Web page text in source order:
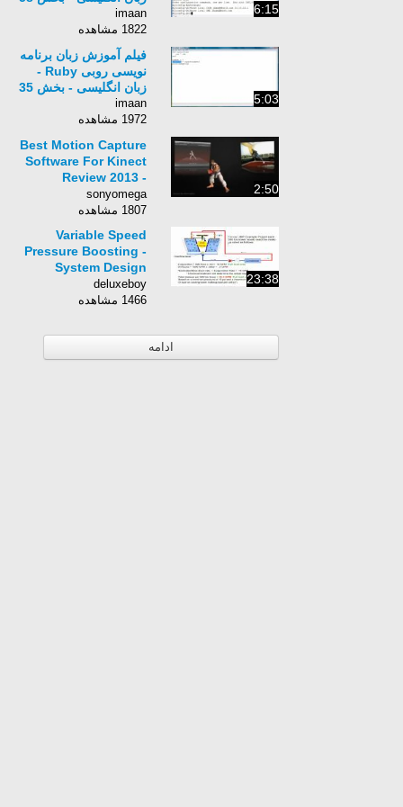
6:15
imaan
1822 مشاهده
5:03
فیلم آموزش زبان برنامه
نویسی روبی Ruby -
زبان انگلیسی - بخش 35
imaan
1972 مشاهده
2:50
Best Motion Capture
Software For Kinect
Review 2013 -
YouTube
sonyomega
1807 مشاهده
23:38
Variable Speed
Pressure Boosting -
System Design
Example
deluxeboy
1466 مشاهده
ادامه